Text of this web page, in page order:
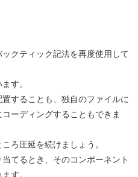
クティック記法を再度使用して
す。
することも、独自のファイルに
ーディングすることもできま
ろ圧延を続けましょう。
てるとき、そのコンポーネント
す。